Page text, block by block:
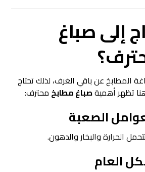
إلىصباغ
المطابخ عن باقي الغرف، لذلك تحتاج
تظهر أهميةصباغ مطابخ محترف:
الحرارة والبخار والدهون.